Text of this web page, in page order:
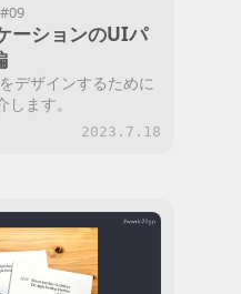
ーションのUIパ
デザインするために
ます。
2023.7.18